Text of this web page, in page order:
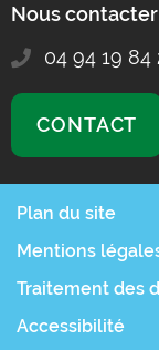
Nous contacter
04 94 19 84
CONTACT
Plan du site
Mentions
Traitement des
Accessibilité